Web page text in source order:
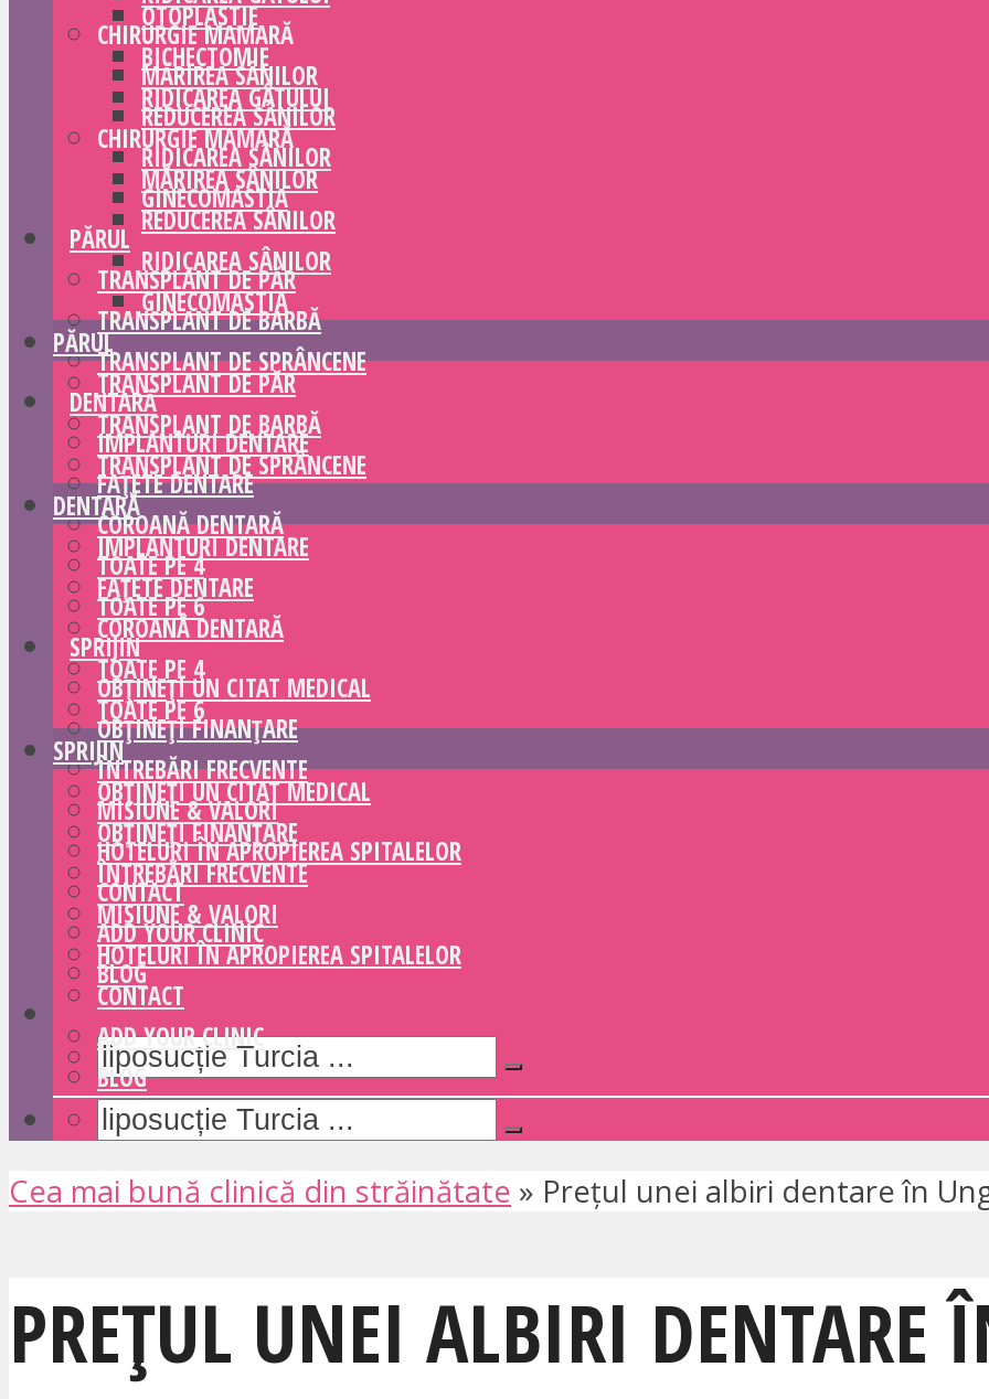
CHIRURGIE MAMARĂ
MĂRIREA SÂNILOR
REDUCEREA SÂNILOR
RIDICAREA SÂNILOR
GINECOMASTIA
PĂRUL
TRANSPLANT DE PĂR
TRANSPLANT DE BARBĂ
TRANSPLANT DE SPRÂNCENE
DENTARĂ
IMPLANTURI DENTARE
FAȚETE DENTARE
COROANĂ DENTARĂ
TOATE PE 4
TOATE PE 6
SPRIJIN
OBȚINEȚI UN CITAT MEDICAL
OBȚINEȚI FINANȚARE
ÎNTREBĂRI FRECVENTE
MISIUNE & VALORI
HOTELURI ÎN APROPIEREA SPITALELOR
CONTACT
ADD YOUR CLINIC
BLOG
OTOPLASTIE
BICHECTOMIE
RIDICAREA GÂTULUI
CHIRURGIE MAMARĂ
MĂRIREA SÂNILOR
REDUCEREA SÂNILOR
RIDICAREA SÂNILOR
GINECOMASTIA
PĂRUL
TRANSPLANT DE PĂR
TRANSPLANT DE BARBĂ
TRANSPLANT DE SPRÂNCENE
DENTARĂ
IMPLANTURI DENTARE
FAȚETE DENTARE
COROANĂ DENTARĂ
TOATE PE 4
TOATE PE 6
SPRIJIN
OBȚINEȚI UN CITAT MEDICAL
OBȚINEȚI FINANȚARE
ÎNTREBĂRI FRECVENTE
MISIUNE & VALORI
HOTELURI ÎN APROPIEREA SPITALELOR
CONTACT
ADD YOUR CLINIC
BLOG
Cea mai bună clinică din străinătate » Prețul unei albiri dentare în
PREȚUL UNEI ALBIRI DENTARE